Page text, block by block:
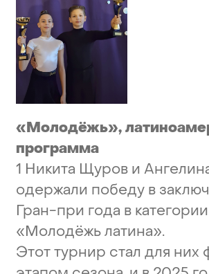
«Молодёжь»,
программа
1 Никита Щуров и
одержали победу в
Гран-при года в категории
«Молодёжьлатина».
Этоттурнир стал для них